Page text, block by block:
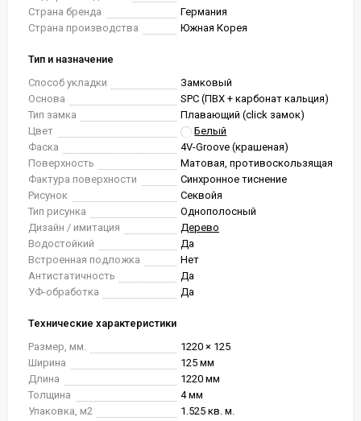
Страна бренда
Германия
Страна производства
Южная Корея
Тип и назначение
Способ укладки
Замковый
Основа
SPC (ПВХ + карбонат кальция)
Тип замка
Плавающий (click замок)
Цвет
Белый
Фаска
4V-Groove (крашеная)
Поверхность
Матовая, противоскользящая
Фактура поверхности
Синхронное тиснение
Рисунок
Секвойя
Тип рисунка
Однополосный
Дизайн / имитация
Дерево
Водостойкий
Да
Встроенная подложка
Нет
Антистатичность
Да
УФ-обработка
Да
Технические характеристики
Размер, мм.
1220 × 125
Ширина
125 мм
Длина
1220 мм
Толщина
4 мм
Упаковка, м2
1.525 кв. м.